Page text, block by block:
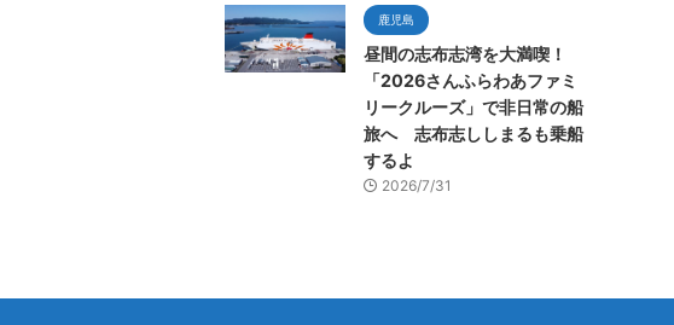
鹿児島
昼間の志布志湾を大満喫！
「2026さんふらわあファミ
リークルーズ」で非日常の船
旅へ 志布志ししまるも乗船
するよ
2026/7/31